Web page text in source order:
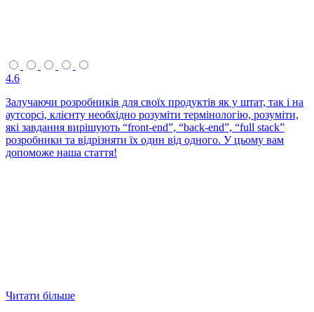
4.6
Залучаючи розробників для своїх продуктів як у штат, так і на
аутсорсі, клієнту необхідно розуміти термінологію, розуміти,
які завдання вирішують “front-end”, “back-end”, “full stack”
розробники та відрізняти їх один від одного. У цьому вам
допоможе наша стаття!
Читати більше